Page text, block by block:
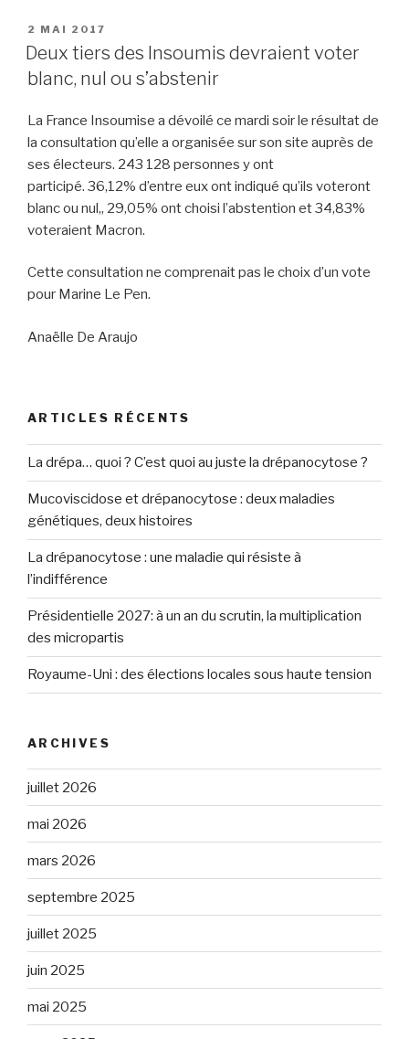
PUBLIÉ
LE
2 MAI 2017
Deux tiers des Insoumis devraient voter
blanc, nul ou s’abstenir
La France Insoumise a dévoilé ce mardi soir le résultat de
la consultation qu’elle a organisée sur son site auprès de
ses électeurs. 243 128 personnes y ont
participé. 36,12% d’entre eux ont indiqué qu’ils voteront
blanc ou nul,, 29,05% ont choisi l’abstention et 34,83%
voteraient Macron.
Cette consultation ne comprenait pas le choix d’un vote
pour Marine Le Pen.
Anaëlle De Araujo
ARTICLES RÉCENTS
La drépa… quoi ? C’est quoi au juste la drépanocytose ?
Mucoviscidose et drépanocytose : deux maladies
génétiques, deux histoires
La drépanocytose : une maladie qui résiste à
l’indifférence
Présidentielle 2027: à un an du scrutin, la multiplication
des micropartis
Royaume-Uni : des élections locales sous haute tension
ARCHIVES
juillet 2026
mai 2026
mars 2026
septembre 2025
juillet 2025
juin 2025
mai 2025